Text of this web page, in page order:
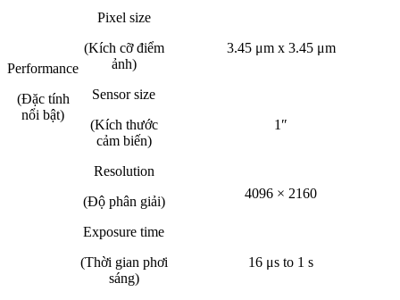
Performance
(Đặc tính
nổi bật)
Pixel size
(Kích cỡ điểm
ảnh)
3.45 μm x 3.45 μm
Sensor size
(Kích thước
cảm biến)
1″
Resolution
(Độ phân giải)
4096 × 2160
Exposure time
(Thời gian phơi
sáng)
16 μs to 1 s